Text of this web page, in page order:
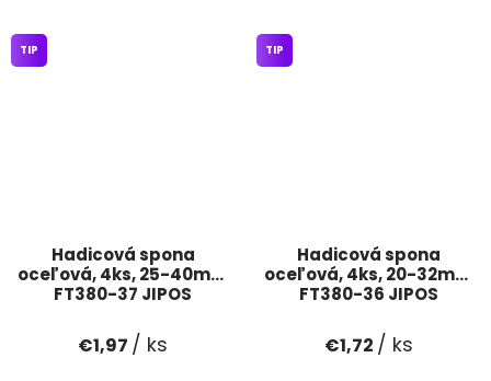
Hadicová spona
oceľová, 4ks, 25-40mm
FT380-37 JIPOS
TIP
€1,97 / ks
Hadicová spona
oceľová, 4ks, 20-32mm
FT380-36 JIPOS
TIP
€1,72 / ks